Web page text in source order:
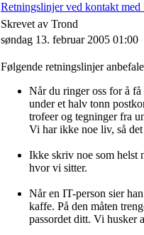
Retningslinjer ved kontakt
Skrevet av Trond
søndag 13. februar 2005 01:00
Følgende retningslinjer
Når du ringer oss for å
under et halv tonn
trofeer og tegninger fra
Vi har ikke noe liv, så
Ikke skriv noe som helst
hvor vi sitter.
Når en IT-person sier
kaffe. På den måten
passordet ditt. Vi husker